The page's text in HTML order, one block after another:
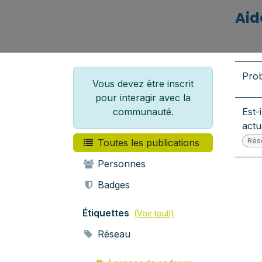
Vous devez être inscrit
pour interagir avec la
communauté.
Toutes les publications
Personnes
Badges
Étiquettes (Voir toutl)
Réseau